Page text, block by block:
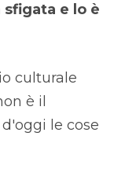
e lo è
culturale
è il
le cose